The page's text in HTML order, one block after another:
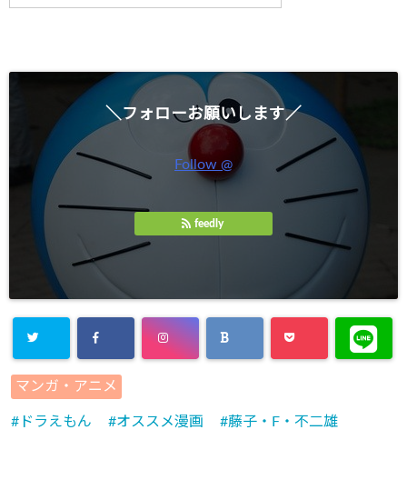
＼フォローお願いします／
Follow @
feedly
Undefined
array key
マンガ・アニメ
ドラえもん オススメ漫画 藤子・F・不二雄